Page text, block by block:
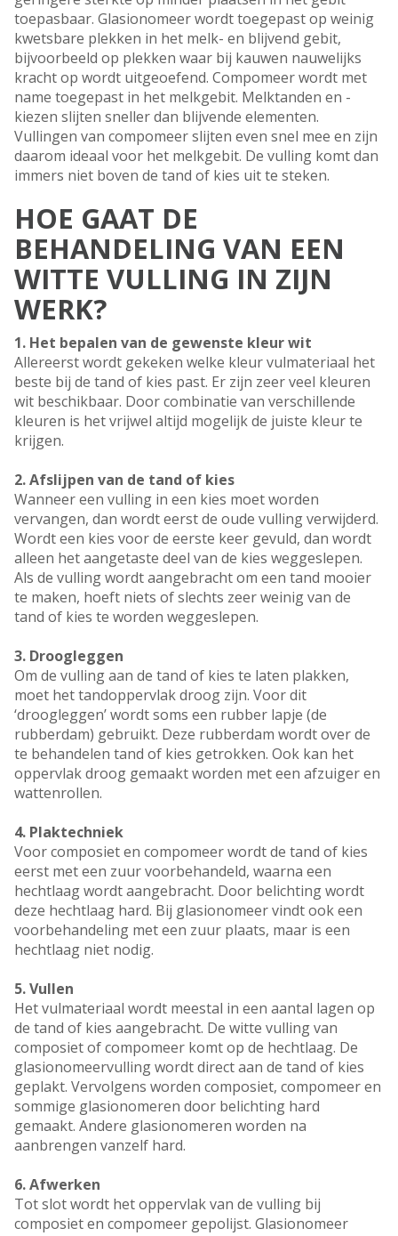
toepasbaar. Glasionomeer wordt toegepast op weinig
kwetsbare plekken in het melk- en blijvend gebit,
bijvoorbeeld op plekken waar bij kauwen nauwelijks
kracht op wordt uitgeoefend. Compomeer wordt met
name toegepast in het melkgebit. Melktanden en -
kiezen slijten sneller dan blijvende elementen.
Vullingen van compomeer slijten even snel mee en zijn
daarom ideaal voor het melkgebit. De vulling komt dan
immers niet boven de tand of kies uit te steken.
HOE GAAT DE
BEHANDELING VAN EEN
WITTE VULLING IN ZIJN
WERK?
1. Het bepalen van de gewenste kleur wit
Allereerst wordt gekeken welke kleur vulmateriaal het
beste bij de tand of kies past. Er zijn zeer veel kleuren
wit beschikbaar. Door combinatie van verschillende
kleuren is het vrijwel altijd mogelijk de juiste kleur te
krijgen.
2. Afslijpen van de tand of kies
Wanneer een vulling in een kies moet worden
vervangen, dan wordt eerst de oude vulling verwijderd.
Wordt een kies voor de eerste keer gevuld, dan wordt
alleen het aangetaste deel van de kies weggeslepen.
Als de vulling wordt aangebracht om een tand mooier
te maken, hoeft niets of slechts zeer weinig van de
tand of kies te worden weggeslepen.
3. Droogleggen
Om de vulling aan de tand of kies te laten plakken,
moet het tandoppervlak droog zijn. Voor dit
‘droogleggen’ wordt soms een rubber lapje (de
rubberdam) gebruikt. Deze rubberdam wordt over de
te behandelen tand of kies getrokken. Ook kan het
oppervlak droog gemaakt worden met een afzuiger en
wattenrollen.
4. Plaktechniek
Voor composiet en compomeer wordt de tand of kies
eerst met een zuur voorbehandeld, waarna een
hechtlaag wordt aangebracht. Door belichting wordt
deze hechtlaag hard. Bij glasionomeer vindt ook een
voorbehandeling met een zuur plaats, maar is een
hechtlaag niet nodig.
5. Vullen
Het vulmateriaal wordt meestal in een aantal lagen op
de tand of kies aangebracht. De witte vulling van
composiet of compomeer komt op de hechtlaag. De
glasionomeervulling wordt direct aan de tand of kies
geplakt. Vervolgens worden composiet, compomeer en
sommige glasionomeren door belichting hard
gemaakt. Andere glasionomeren worden na
aanbrengen vanzelf hard.
6. Afwerken
Tot slot wordt het oppervlak van de vulling bij
composiet en compomeer gepolijst. Glasionomeer